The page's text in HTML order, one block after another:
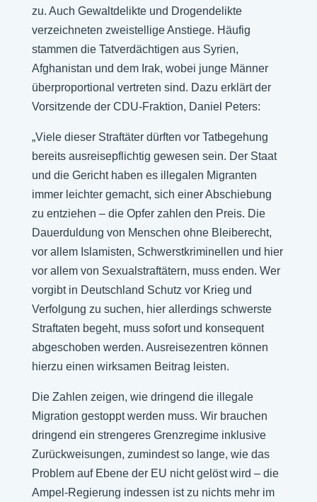
zu. Auch Gewaltdelikte und Drogendelikte
verzeichneten zweistellige Anstiege. Häufig
stammen die Tatverdächtigen aus Syrien,
Afghanistan und dem Irak, wobei junge Männer
überproportional vertreten sind. Dazu erklärt der
Vorsitzende der CDU-Fraktion, Daniel Peters:
„Viele dieser Straftäter dürften vor Tatbegehung
bereits ausreisepflichtig gewesen sein. Der Staat
und die Gericht haben es illegalen Migranten
immer leichter gemacht, sich einer Abschiebung
zu entziehen – die Opfer zahlen den Preis. Die
Dauerduldung von Menschen ohne Bleiberecht,
vor allem Islamisten, Schwerstkriminellen und hier
vor allem von Sexualstraftätern, muss enden. Wer
vorgibt in Deutschland Schutz vor Krieg und
Verfolgung zu suchen, hier allerdings schwerste
Straftaten begeht, muss sofort und konsequent
abgeschoben werden. Ausreisezentren können
hierzu einen wirksamen Beitrag leisten.
Die Zahlen zeigen, wie dringend die illegale
Migration gestoppt werden muss. Wir brauchen
dringend ein strengeres Grenzregime inklusive
Zurückweisungen, zumindest so lange, wie das
Problem auf Ebene der EU nicht gelöst wird – die
Ampel-Regierung indessen ist zu nichts mehr im